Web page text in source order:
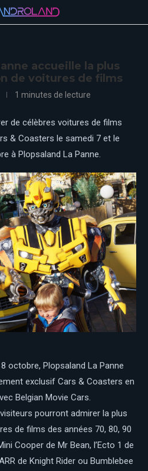
accueille la plus
de voitures de films
1 minutes de lecture
de célèbres voitures de films
& Coasters le samedi 7 et le
à Plopsaland La Panne.
octobre, Plopsaland La Panne
exclusif Cars & Coasters en
Belgian Movie Cars.
pourront admirer la plus
de films des années 70, 80, 90
Cooper de Mr Bean, l’Ecto 1 de
de Knight Rider ou Bumblebee